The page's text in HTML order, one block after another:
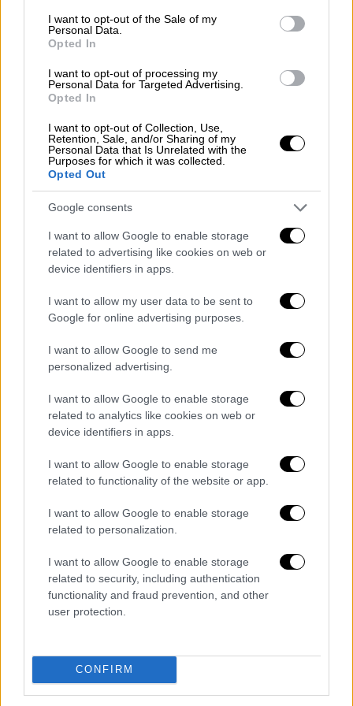
consent section.
I want to opt-out of the Sale of my
Personal Data.
Opted In
I want to opt-out of processing my
Personal Data for Targeted Advertising.
Opted In
I want to opt-out of Collection, Use,
Retention, Sale, and/or Sharing of my
Personal Data that Is Unrelated with the
Purposes for which it was collected.
Opted Out
Google consents
I want to allow Google to enable storage
related to advertising like cookies on web or
device identifiers in apps.
I want to allow my user data to be sent to
Google for online advertising purposes.
I want to allow Google to send me
personalized advertising.
I want to allow Google to enable storage
related to analytics like cookies on web or
device identifiers in apps.
I want to allow Google to enable storage
related to functionality of the website or app.
I want to allow Google to enable storage
related to personalization.
I want to allow Google to enable storage
related to security, including authentication
functionality and fraud prevention, and other
user protection.
CONFIRM
Ιατρικός Σύλλογος της Αθήνας
(ΙΣΑ) με
επιστολή που απέστειλε προς τη διοικήτρια
της 1ης Υγειονομικής Περιφέρειας, Όλγα
Μπαλαούρα, ζητά την άμεση επίλυση του
ζητήματος των καθυστερήσεων στην
καταβολή αμοιβών των συγκεκριμένων
γιατρών.
Σύμφωνα με τον ΙΣΑ,
αποδέκτης διαμαρτυριών
από ιατρούς-μέλη
του, οι οποίοι αναφέρουν ότι δεν έχουν
λάβει καμία αμοιβή για τις υπηρεσίες που
παρέχουν στο ΕΣΥ και στα Κέντρα Υγείας
προγράμματος πρόληψης των
καρδιαγγειακών παθήσεων, από τον
Αύγουστο του 2025 έως σήμερα.
Ο Ιατρικός Σύλλογος Αθηνών χαρακτηρίζει
κατάσταση ιδιαίτερα προβληματική,
επισημαίνοντας ότι για τις ίδιες ιατρικές
πράξεις οι ιδιώτες ιατροί που συμμετέχουν
στο πρόγραμμα αποζημιώνονται εντός
περίπου δύο μηνών, γεγονός που δημιουργεί
επαγγελματιών υγείας.
Με την επιστολή του, ο ΙΣΑζητά από τη
διοικήτρια της 1ης Υγειονομικής
Περιφέρειας, Όλγα Μπαλαούρα να
προχωρήσει άμεσα στην εξόφληση των
τους λόγους που έχουν οδηγήσει σε
καθυστερήσεις οι οποίες πλέον ξεπερνούν
τους δέκα μήνες.